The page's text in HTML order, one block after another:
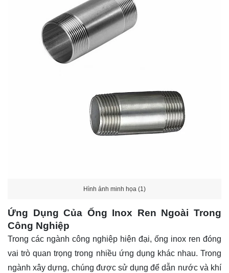
Hình ảnh minh họa (1)
Ứng Dụng Của Ống Inox Ren Ngoài Trong
Công Nghiệp
Trong các ngành công nghiệp hiện đại, ống inox ren đóng
vai trò quan trọng trong nhiều ứng dụng khác nhau. Trong
ngành xây dựng, chúng được sử dụng để dẫn nước và khí